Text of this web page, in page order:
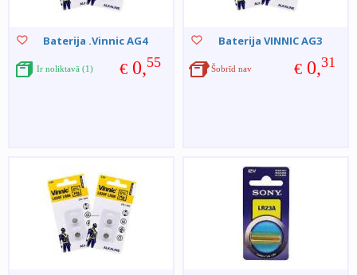
Baterija .Vinnic AG4
€ 0,55
Ir noliktavā (1)
Baterija VINNIC AG3
€ 0,31
Šobrīd nav